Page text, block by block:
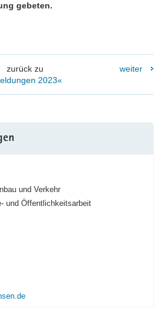
gebeten.
zurück zu
2023«
weiter
und Verkehr
und Öffentlichkeitsarbeit